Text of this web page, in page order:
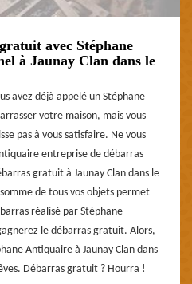
avec Stéphane
à Jaunay Clan dans le
avez déjà appelé un Stéphane
votre maison, mais vous
pas à vous satisfaire. Ne vous
entreprise de débarras
gratuit à Jaunay Clan dans le
de tous vos objets permet
réalisé par Stéphane
le débarras gratuit. Alors,
Antiquaire à Jaunay Clan dans
Débarras gratuit ? Hourra !